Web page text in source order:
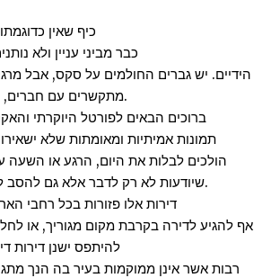
כיף שאין
כבר מביני עניין ולא
הידיים. יש גברים החולמים על סקס, אבל
מתקשרים עם חברים, מפחדים להידחות.
ברוכים הבאים לפורטל היוקרתי
תמונות אמיתיות ומאומתות שלא
הולכים לבלות את היום, הרגע או השעה
שיודעות לא רק לדבר אלא גם להסב לכם הנאה עילאית.
דירות אלו פזורות בכל רחבי
אף להגיע לדירה בקרבת מקום מגוריך, או
להיתפס ישנן דירות
רבות אשר אינן ממוקמות בעיר בה הנך